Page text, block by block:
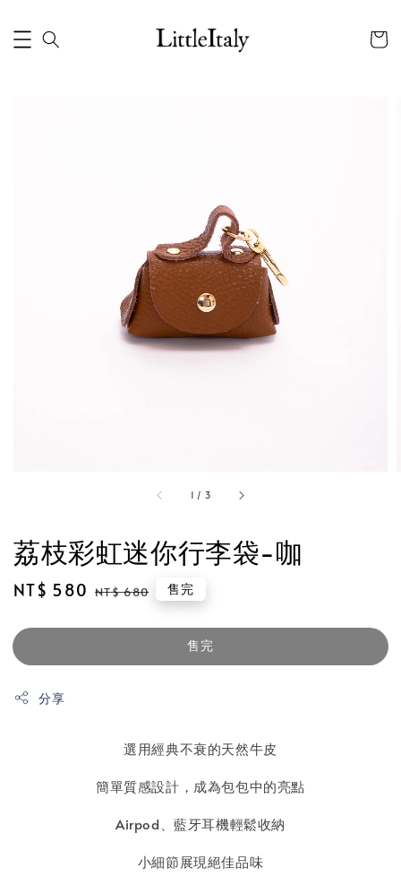
1 / 3
荔枝彩虹迷你行李袋-咖
Sale
NT$ 580 Regular
NT$ 680 售完
售完
分享
選用經典不衰的天然牛皮
簡單質感設計，成為包包中的亮點
Airpod、藍牙耳機輕鬆收納
小細節展現絕佳品味